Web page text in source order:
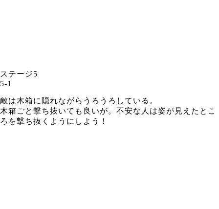
ステージ5
5-1
敵は木箱に隠れながらうろうろしている。
木箱ごと撃ち抜いても良いが。不安な人は姿が見えたとこ
ろを撃ち抜くようにしよう！